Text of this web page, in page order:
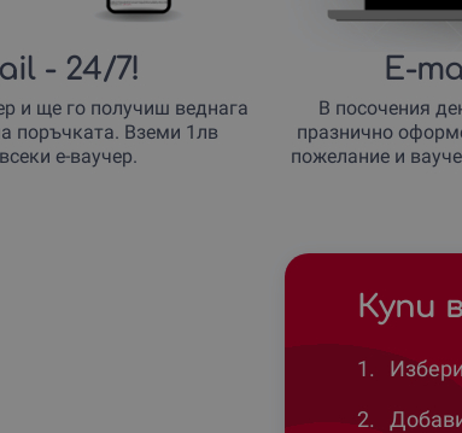
- 24/7!
и ще го получиш веднага
поръчката. Вземи 1лв
е-ваучер.
E-
В посочения
празнично
пожелание и
Купи
1.
2.